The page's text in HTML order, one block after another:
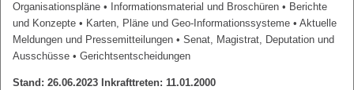
Organisationspläne • Informationsmaterial und Broschüren • Berichte
und Konzepte • Karten, Pläne und Geo-Informationssysteme • Aktuelle
Meldungen und Pressemitteilungen • Senat, Magistrat, Deputation und
Ausschüsse • Gerichtsentscheidungen
Stand: 26.06.2023 Inkrafttreten: 11.01.2000